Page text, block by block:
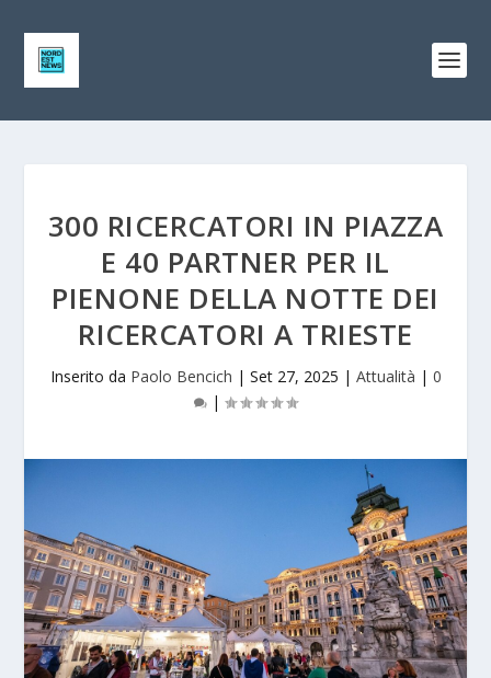
300 RICERCATORI IN PIAZZA
E 40 PARTNER PER IL
PIENONE DELLA NOTTE DEI
RICERCATORI A TRIESTE
Inserito da Paolo Bencich | Set 27, 2025 | Attualità | 0
|